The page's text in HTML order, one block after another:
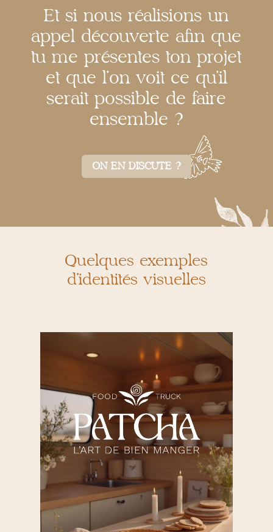
Et si nous réalisions un
appel découverte afin que
tu me présentes ton projet
et que l’on voit ce qu’il
serait possible de faire
ensemble ?
ON EN DISCUTE ?
Quelques exemples
d’identités visuelles